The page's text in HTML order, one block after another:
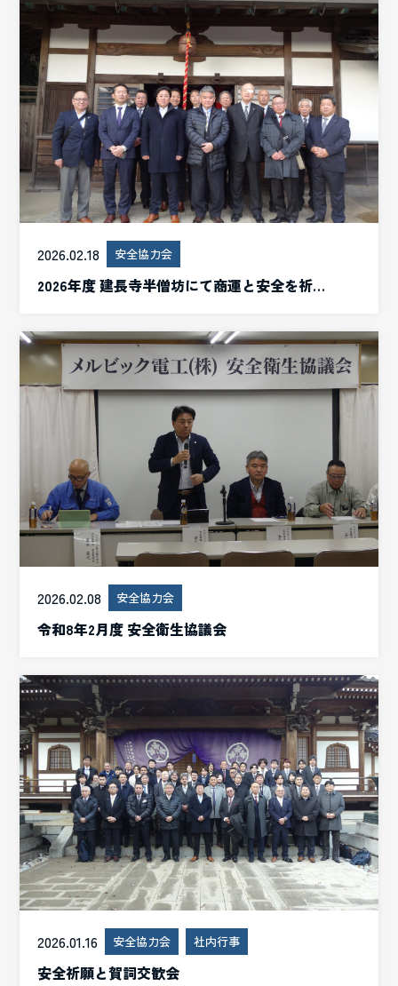
2026.02.18 安全協力会
2026年度 建長寺半僧坊にて商運と安全を祈…
2026.02.08 安全協力会
令和8年2月度 安全衛生協議会
2026.01.16 安全協力会 社内行事
安全祈願と賀詞交歓会